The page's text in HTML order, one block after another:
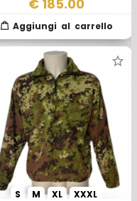
Italiano
€ 185.00
S M XL XXXL